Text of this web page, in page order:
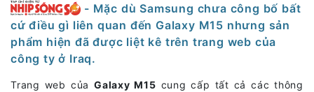
- Mặc dù Samsung chưa công bố bất
cứ điều gì liên quan đến Galaxy M15 nhưng sản
phẩm hiện đã được liệt kê trên trang web của
công ty ở Iraq.
Trang web của Galaxy M15 cung cấp tất cả các thông